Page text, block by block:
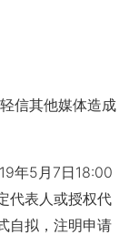
信其他媒体造成
年5月7日18:00
代表人或授权代
自拟，注明申请